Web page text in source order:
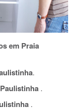
em Praia
.
.
.